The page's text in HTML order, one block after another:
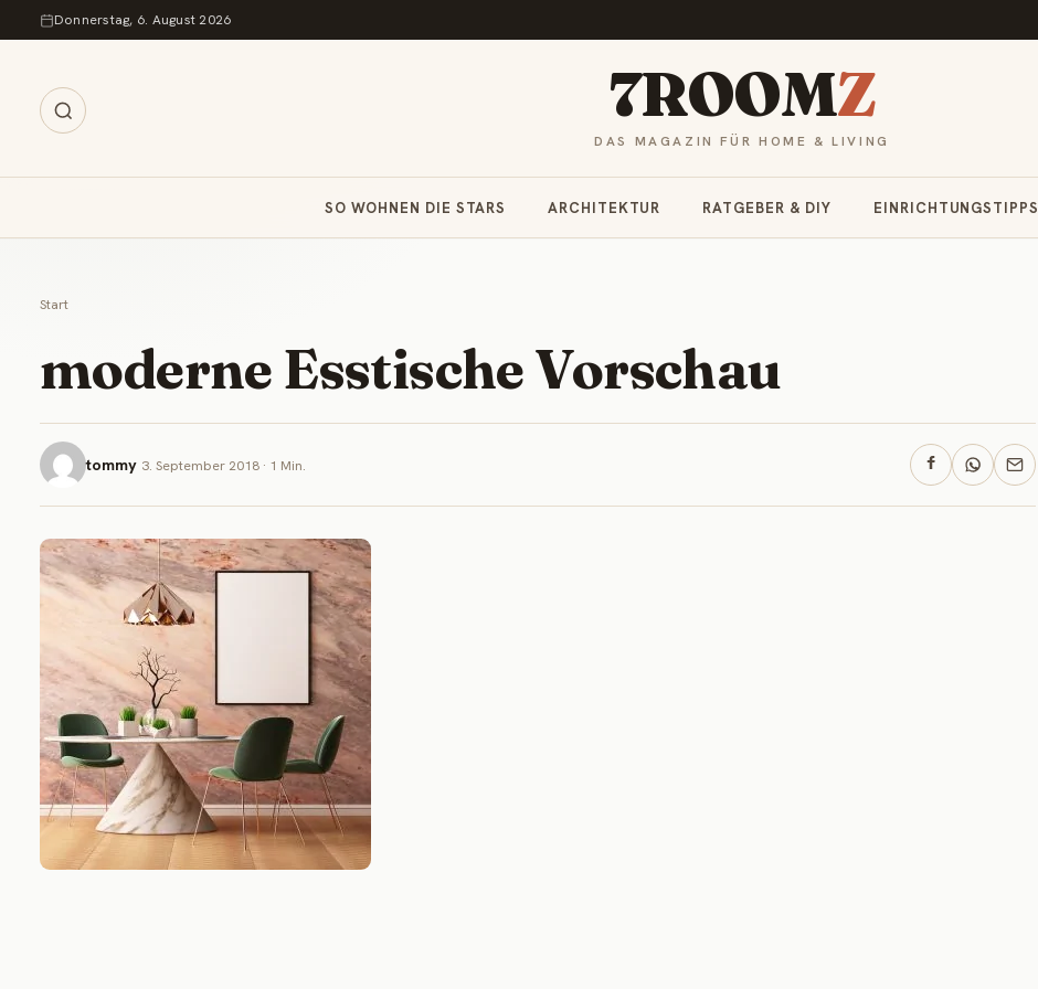
Zum Inhalt springen
Donnerstag, 6. August 2026
7ROOMZ
DAS MAGAZIN FÜR HOME & LIVING
SO WOHNEN DIE STARS ARCHITEKTUR RATGEBER & DIY EINRICHTUNGSTIPPS
Start
moderne Esstische Vorschau
tommy 3. September 2018 · 1 Min.